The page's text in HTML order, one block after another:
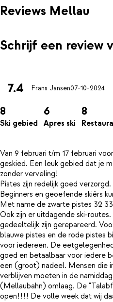
Reviews Mellau
Schrijf een review
7.4 Frans Jansen07-10-2024
8
Ski gebied
6
Apres ski
8
Van 9 februari t/m 17 februari
geskied. Een leuk gebied dat je
zonder verveling!
Pistes zijn redelijk goed
Beginners en geoefende skiërs
Met name de zwarte pistes 32
Ook zijn er uitdagende ski-
gedeeltelijk zijn gerepareerd.
blauwe pistes en de rode pistes
voor iedereen. De
goed en betaalbaar voor iedere
een (groot) nadeel. Mensen die
verblijven moeten in de
(Mellaubahn) omlaag. De
open!!!! De volle week dat wij